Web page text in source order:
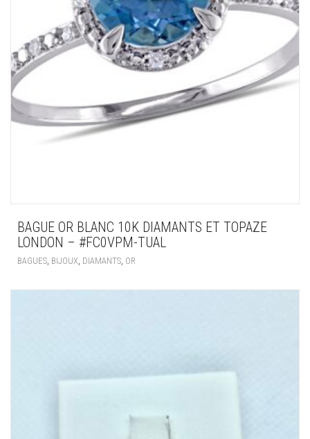
BAGUE OR BLANC 10K DIAMANTS ET TOPAZE
LONDON – #FC0VPM-TUAL
BAGUES BIJOUX DIAMANTS OR